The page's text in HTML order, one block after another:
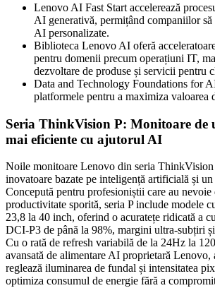
Lenovo AI Fast Start accelerează
AI generativă, permițând companiilor să
AI personalizate.
Biblioteca Lenovo AI oferă
pentru domenii precum operațiuni IT,
dezvoltare de produse și servicii pentru
Data and Technology Foundations for
platformele pentru a maximiza valoarea
Seria ThinkVision P: Monitoare de
mai eficiente cu ajutorul AI
Noile monitoare Lenovo din seria
inovatoare bazate pe inteligență artificială și
Concepută pentru profesioniștii care au
productivitate sporită, seria P include modele
23,8 la 40 inch, oferind o acuratețe ridicată a
DCI-P3 de până la 98%, margini ultra-subțiri
Cu o rată de refresh variabilă de la 24Hz la
avansată de alimentare AI proprietară Lenovo,
reglează iluminarea de fundal și intensitatea
optimiza consumul de energie fără a